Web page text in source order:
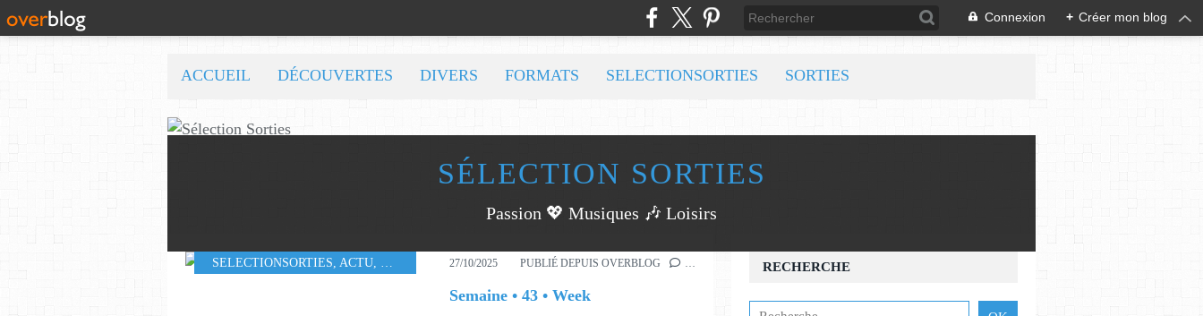
Connexion + Créer mon blog
SÉLECTION SORTIES
Passion 💖 Musiques 🎶 Loisirs
ACCUEIL DÉCOUVERTES DIVERS FORMATS SELECTIONSORTIES SORTIES
SELECTIONSORTIES, ACTU, LOISIRS MUSIQUES 543
27/10/2025 PUBLIÉ DEPUIS OVERBLOG …
Semaine • 43 • Week
RECHERCHE